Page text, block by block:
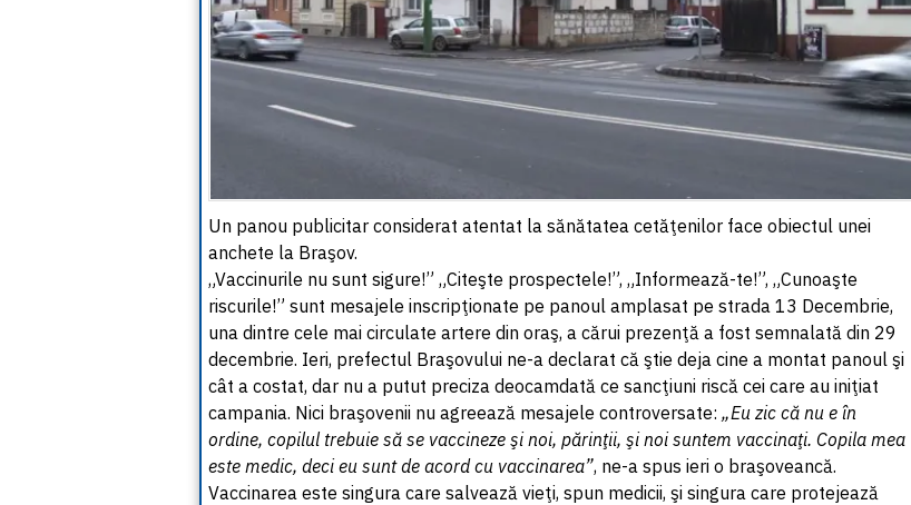
Un panou publicitar considerat atentat la sănătatea cetăţenilor face obiectul unei
anchete la Braşov.
„Vaccinurile nu sunt sigure!” „Citeşte prospectele!”, „Informează-te!”, „Cunoaşte
riscurile!” sunt mesajele inscripţionate pe panoul amplasat pe strada 13 Decembrie,
una dintre cele mai circulate artere din oraş, a cărui prezenţă a fost semnalată din 29
decembrie. Ieri, prefectul Braşovului ne-a declarat că ştie deja cine a montat panoul şi
cât a costat, dar nu a putut preciza deocamdată ce sancţiuni riscă cei care au iniţiat
campania. Nici braşovenii nu agreează mesajele controversate: „Eu zic că nu e în
ordine, copilul trebuie să se vaccineze şi noi, părinţii, şi noi suntem vaccinaţi. Copila mea
este medic, deci eu sunt de acord cu vaccinarea”, ne-a spus ieri o braşoveancă.
Vaccinarea este singura care salvează vieţi, spun medicii, şi singura care protejează